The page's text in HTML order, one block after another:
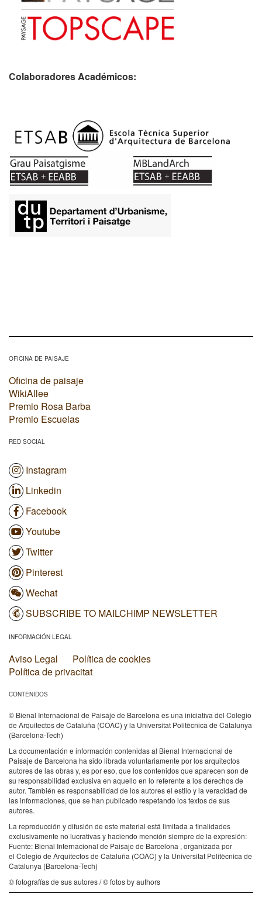
Colaboradores Académicos:
OFICINA DE PAISAJE
Oficina de paisaje
WikiAllee
Premio Rosa Barba
Premio Escuelas
RED SOCIAL
Instagram
Linkedin
Facebook
Youtube
Twitter
Pinterest
Wechat
SUBSCRIBE TO MAILCHIMP NEWSLETTER
INFORMACIÓN LEGAL
Aviso Legal
Política de cookies
Política de privacitat
CONTENIDOS
© Bienal Internacional de Paisaje de Barcelona es una iniciativa del Colegio
de Arquitectos de Cataluña (COAC) y la Universitat Politècnica de Catalunya
(Barcelona-Tech)
La documentación e información contenidas al Bienal Internacional de
Paisaje de Barcelona ha sido librada voluntariamente por los arquitectos
autores de las obras y, es por eso, que los contenidos que aparecen son de
su responsabilidad exclusiva en aquello en lo referente a los derechos de
autor. También es responsabilidad de los autores el estilo y la veracidad de
las informaciones, que se han publicado respetando los textos de sus
autores.
La reproducción y difusión de este material está limitada a finalidades
exclusivamente no lucrativas y haciendo mención siempre de la expresión:
Fuente: Bienal Internacional de Paisaje de Barcelona , organizada por
el Colegio de Arquitectos de Cataluña (COAC) y la Universitat Politècnica de
Catalunya (Barcelona-Tech)
© fotografías de sus autores / © fotos by authors